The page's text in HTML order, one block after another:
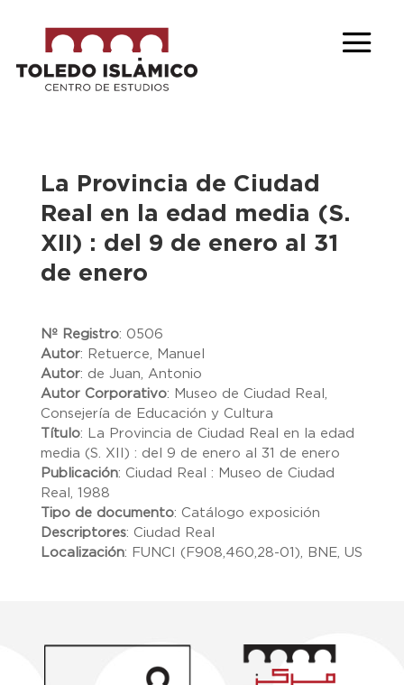
La Provincia de Ciudad
Real en la edad media (S.
XII) : del 9 de enero al 31
de enero
Nº Registro: 0506
Autor: Retuerce, Manuel
Autor: de Juan, Antonio
Autor Corporativo: Museo de Ciudad Real,
Consejería de Educación y Cultura
Título: La Provincia de Ciudad Real en la edad
media (S. XII) : del 9 de enero al 31 de enero
Publicación: Ciudad Real : Museo de Ciudad
Real, 1988
Tipo de documento: Catálogo exposición
Descriptores: Ciudad Real
Localización: FUNCI (F908,460,28-01), BNE, US